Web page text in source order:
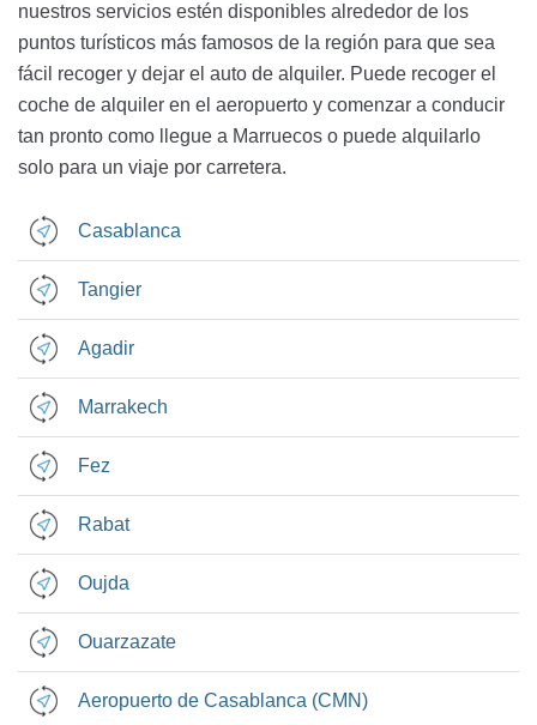
nuestros servicios estén disponibles alrededor de los
puntos turísticos más famosos de la región para que sea
fácil recoger y dejar el auto de alquiler. Puede recoger el
coche de alquiler en el aeropuerto y comenzar a conducir
tan pronto como llegue a Marruecos o puede alquilarlo
solo para un viaje por carretera.
Casablanca
Tangier
Agadir
Marrakech
Fez
Rabat
Oujda
Ouarzazate
Aeropuerto de Casablanca (CMN)